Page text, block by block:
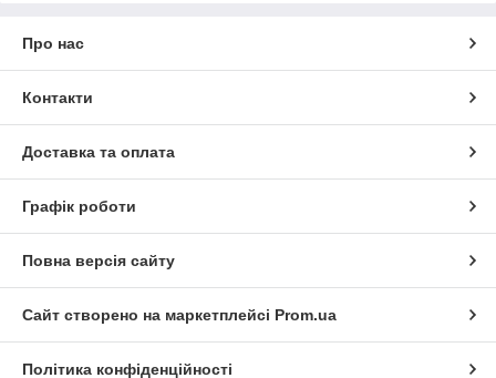
Про нас
Контакти
Доставка та оплата
Графік роботи
Повна версія сайту
Сайт створено на маркетплейсі Prom.ua
Політика конфіденційності